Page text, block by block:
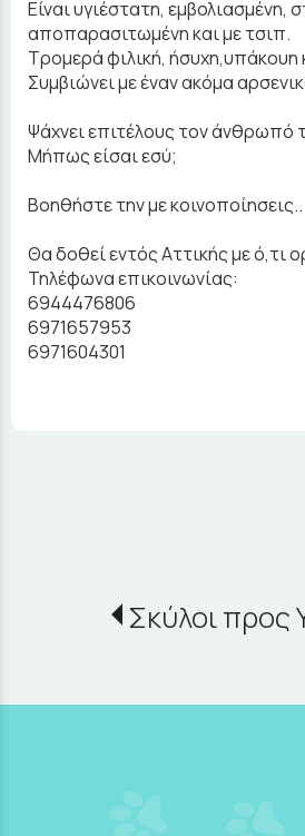
Είναι υγιέστατη, εμβολιασμένη,
αποπαρασιτωμένη και με τσιπ.
Τρομερά φιλική, ήσυχη,υπάκουη
Συμβιώνει με έναν ακόμα
Ψάχνει επιτέλους τον άνθρωπό
Μήπως είσαι εσύ;
Βοηθήστε την με κοινοποίησεις..
Θα δοθεί εντός Αττικής με ό,τι
Τηλέφωνα επικοινωνίας:
6944476806
6971657953
6971604301
Σκύλοι προς